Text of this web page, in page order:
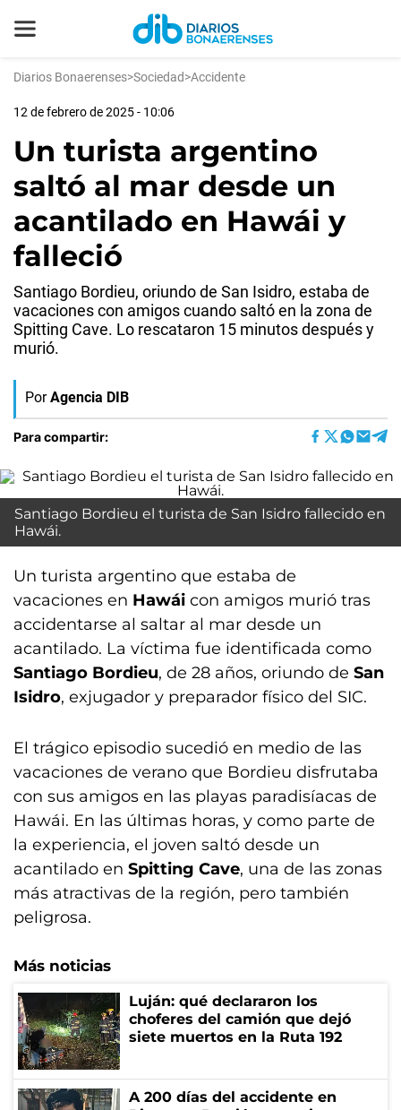
Diarios Bonaerenses>Sociedad>Accidente
12 de febrero de 2025 - 10:06
Un turista argentino
saltó al mar desde un
acantilado en Hawái y
falleció
Santiago Bordieu, oriundo de San Isidro, estaba de
vacaciones con amigos cuando saltó en la zona de
Spitting Cave. Lo rescataron 15 minutos después y
murió.
Por Agencia DIB
Para compartir:
Santiago Bordieu el turista de San Isidro fallecido en
Hawái.
Un turista argentino que estaba de
vacaciones en Hawái con amigos murió tras
accidentarse al saltar al mar desde un
acantilado. La víctima fue identificada como
Santiago Bordieu, de 28 años, oriundo de San
Isidro, exjugador y preparador físico del SIC.
El trágico episodio sucedió en medio de las
vacaciones de verano que Bordieu disfrutaba
con sus amigos en las playas paradisíacas de
Hawái. En las últimas horas, y como parte de
la experiencia, el joven saltó desde un
acantilado en Spitting Cave, una de las zonas
más atractivas de la región, pero también
peligrosa.
Más noticias
Luján: qué declararon los
choferes del camión que dejó
siete muertos en la Ruta 192
A 200 días del accidente en